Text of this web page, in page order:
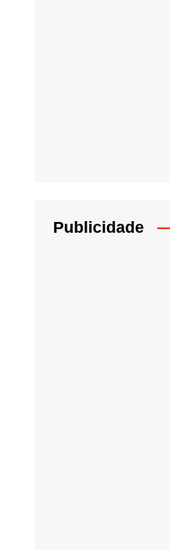
Publicidade